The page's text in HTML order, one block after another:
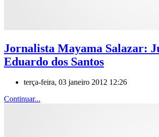
Jornalista Mayama Salazar:
Eduardo dos Santos
terça-feira, 03 janeiro 2012 12:26
Continuar...